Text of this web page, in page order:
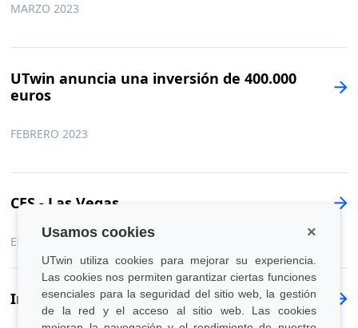
Usamos cookies ×
UTwin utiliza cookies para mejorar su experiencia.
Las cookies nos permiten garantizar ciertas funciones
esenciales para la seguridad del sitio web, la gestión
de la red y el acceso al sitio web. Las cookies
MARZO 2023
UTwin anuncia una inversión de 400.000
euros
FEBRERO 2023
CES - Las Vegas
ENERO 2023
Intesa esg clima